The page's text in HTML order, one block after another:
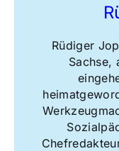
Rüdiger
Sachse,